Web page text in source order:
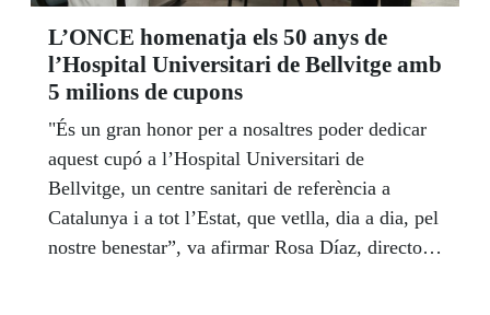
L’ONCE homenatja els 50 anys de
l’Hospital Universitari de Bellvitge amb
5 milions de cupons
"És un gran honor per a nosaltres poder dedicar
aquest cupó a l’Hospital Universitari de
Bellvitge, un centre sanitari de referència a
Catalunya i a tot l’Estat, que vetlla, dia a dia, pel
nostre benestar”, va afirmar Rosa Díaz, directora